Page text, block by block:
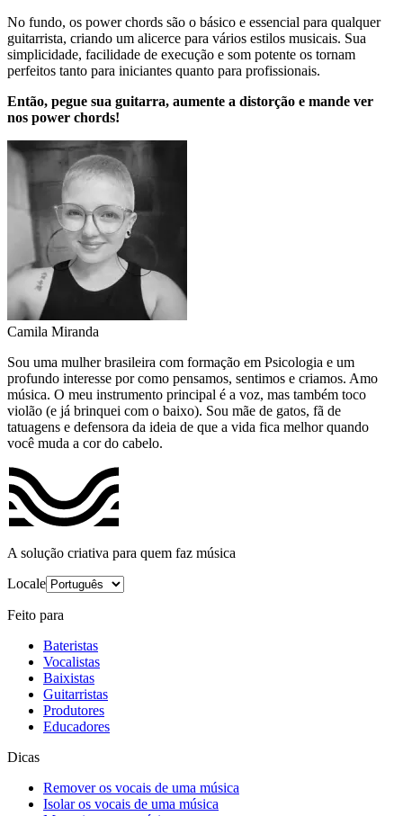
No fundo, os power chords são o básico e essencial para qualquer
guitarrista, criando um alicerce para vários estilos musicais. Sua
simplicidade, facilidade de execução e som potente os tornam
perfeitos tanto para iniciantes quanto para profissionais.
Então, pegue sua guitarra, aumente a distorção e mande ver
nos power chords!
Camila Miranda
Sou uma mulher brasileira com formação em Psicologia e um
profundo interesse por como pensamos, sentimos e criamos. Amo
música. O meu instrumento principal é a voz, mas também toco
violão (e já brinquei com o baixo). Sou mãe de gatos, fã de
tatuagens e defensora da ideia de que a vida fica melhor quando
você muda a cor do cabelo.
A solução criativa para quem faz música
Locale
Feito para
Bateristas
Vocalistas
Baixistas
Guitarristas
Produtores
Educadores
Dicas
Remover os vocais de uma música
Isolar os vocais de uma música